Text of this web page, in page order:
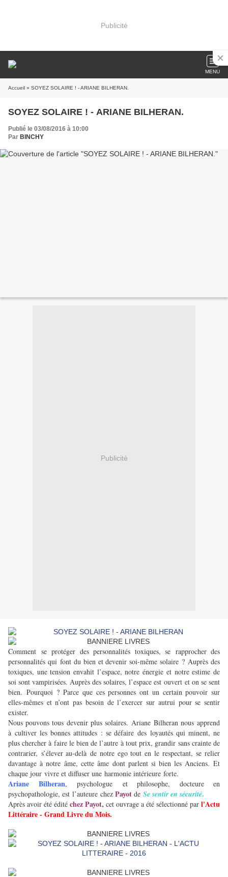
Publicité
MENU
Accueil » SOYEZ SOLAIRE ! - ARIANE BILHERAN.
SOYEZ SOLAIRE ! - ARIANE BILHERAN.
Publié le 03/08/2016 à 10:00
Par BINCHY
Publicité
Comment se protéger des personnalités toxiques, se rapprocher des
personnalités qui font du bien et devenir soi-même solaire ? Auprès des
toxiques, une tension envahit l’espace, notre énergie et notre estime de
soi sont vampirisées. Auprès des solaires, l’espace est ouvert et on se sent
bien. Pourquoi ? Parce que ces personnes ont un certain pouvoir sur
elles-mêmes et n’ont pas besoin de l’exercer sur autrui pour se sentir
exister.
Nous pouvons tous devenir plus solaires. Ariane Bilheran nous apprend
à cultiver les bonnes attitudes : se défaire des loyautés qui minent, ne
plus chercher à faire le bien de l’autre à tout prix, grandir sans crainte de
contrarier, s’élever au-delà de notre ego tout en le respectant, se relier
davantage à notre âme, cette âme dont parlent si bien les Anciens. Et
chaque jour vivre et diffuser une harmonie intérieure forte.
Ariane Bilheran, psychologue et philosophe, docteure en
psychopathologie, est l’auteure chez Payot de Se sentir en sécurité.
Après avoir été édité chez Payot, cet ouvrage a été sélectionné par l'Actu
Littéraire - Grand Livre du Mois.